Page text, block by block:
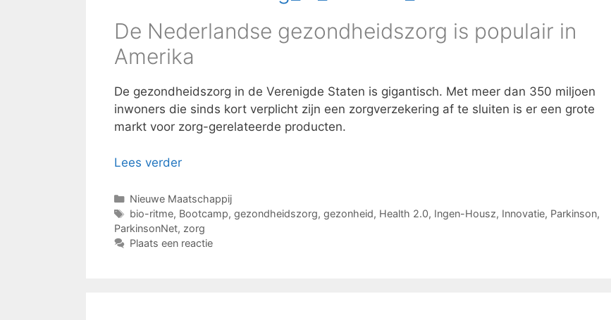
De Nederlandse gezondheidszorg is populair in
Amerika
De gezondheidszorg in de Verenigde Staten is gigantisch. Met meer dan 350 miljoen
inwoners die sinds kort verplicht zijn een zorgverzekering af te sluiten is er een grote
markt voor zorg-gerelateerde producten.
Lees verder
Categorieën
Nieuwe Maatschappij
Tags
bio-ritme, Bootcamp, gezondheidszorg, gezonheid, Health 2.0, Ingen-Housz, Innovatie, Parkinson,
ParkinsonNet, zorg
Plaats een reactie